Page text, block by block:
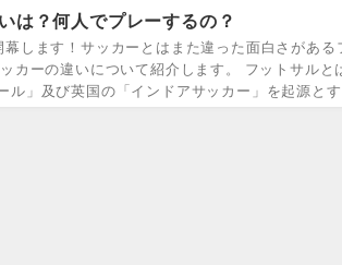
は？何人でプレーするの？
します！サッカーとはまた違った面白さがある
カーの違いについて紹介します。 フットサルと
」及び英国の「インドアサッカー」を起源とす